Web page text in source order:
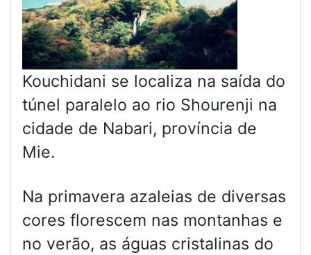
Kouchidani se localiza na saída do
túnel paralelo ao rio Shourenji na
cidade de Nabari, província de
Mie.
Na primavera azaleias de diversas
cores florescem nas montanhas e
no verão, as águas cristalinas do